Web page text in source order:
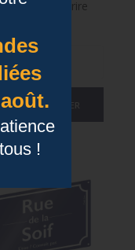
Du Sourire
AU PANIER
!